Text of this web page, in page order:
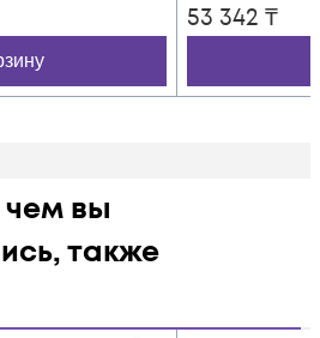
53 342 ₸
чем вы
также